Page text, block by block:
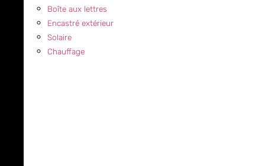
Boîte aux lettres
Encastré extérieur
Solaire
Chauffage